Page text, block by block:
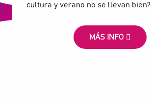
cultura y verano no se llevan bien?
MÁS INFO